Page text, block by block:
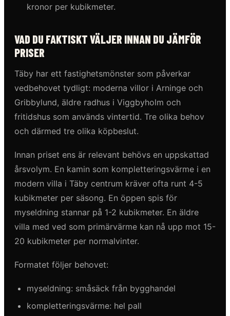
kronor per kubikmeter.
VAD DU FAKTISKT VÄLJER INNAN DU JÄMFÖR
PRISER
Täby har ett fastighetsmönster som påverkar
vedbehovet tydligt: moderna villor i Arninge och
Gribbylund, äldre radhus i Viggbyholm och
fritidshus som används vintertid. Tre olika behov
och därmed tre olika köpbeslut.
Innan priset ens är relevant behövs en uppskattad
årsvolym. En kamin som kompletteringsvärme i en
modern villa i Täby centrum kräver ofta runt 4-5
kubikmeter per säsong. En öppen spis för
myseldning stannar på 1-2 kubikmeter. En äldre
villa med ved som primärvärme kan nå upp mot 15-
20 kubikmeter per normalvinter.
Formatet följer behovet:
myseldning: småsäck från bygghandel
kompletteringsvärme: hel pall